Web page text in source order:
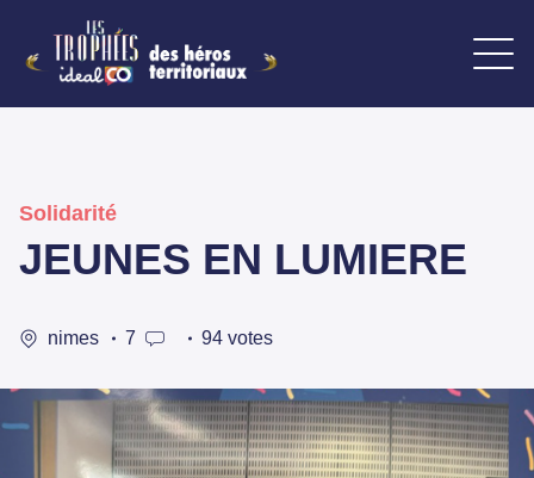
Solidarité
JEUNES EN LUMIERE
nimes 7 94 votes